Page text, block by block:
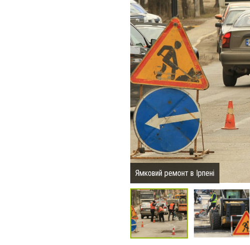
Ямковий ремонт в Ірпені